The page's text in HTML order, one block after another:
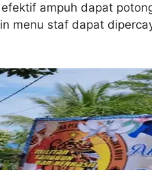
ampuh dapat
menu staf dapat